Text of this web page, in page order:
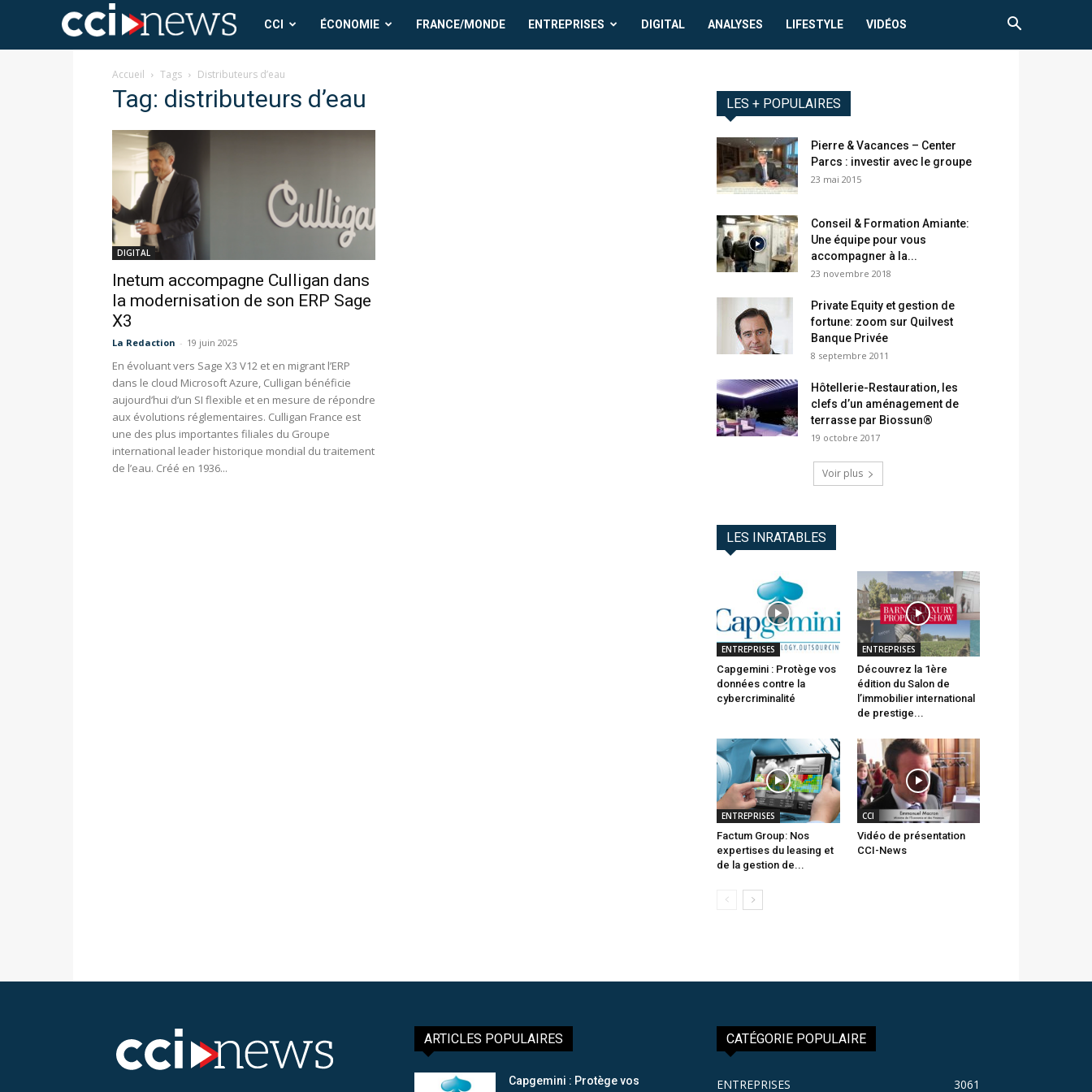
CCI
News
CCI ÉCONOMIE FRANCE/MONDE ENTREPRISES DIGITAL ANALYSES LIFESTYLE VIDÉOS
Accueil Tags Distributeurs d’eau
Tag: distributeurs d’eau
DIGITAL
Inetum accompagne Culligan dans
la modernisation de son ERP Sage
X3
La Redaction - 19 juin 2025
En évoluant vers Sage X3 V12 et en migrant l’ERP
dans le cloud Microsoft Azure, Culligan bénéficie
aujourd’hui d’un SI flexible et en mesure de répondre
aux évolutions réglementaires. Culligan France est
une des plus importantes filiales du Groupe
international leader historique mondial du traitement
de l’eau. Créé en 1936...
LES + POPULAIRES
Pierre & Vacances – Center
Parcs : investir avec le groupe
23 mai 2015
Conseil & Formation Amiante:
Une équipe pour vous
accompagner à la...
23 novembre 2018
Private Equity et gestion de
fortune: zoom sur Quilvest
Banque Privée
8 septembre 2011
Hôtellerie-Restauration, les
clefs d’un aménagement de
terrasse par Biossun®
19 octobre 2017
Voir plus
LES INRATABLES
ENTREPRISES
Capgemini : Protège vos
données contre la
cybercriminalité
ENTREPRISES
Découvrez la 1ère
édition du Salon de
l’immobilier international
de prestige...
ENTREPRISES
Factum Group: Nos
expertises du leasing et
de la gestion de...
CCI
Vidéo de présentation
CCI-News
ARTICLES POPULAIRES
Capgemini : Protège vos
CATÉGORIE POPULAIRE
ENTREPRISES 3061